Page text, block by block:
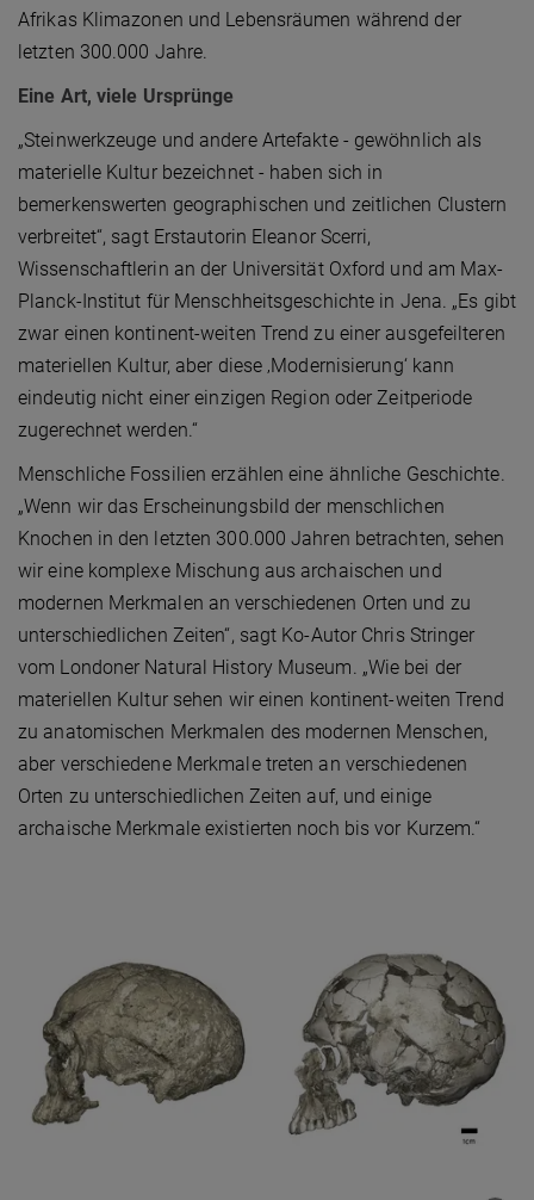
Afrikas Klimazonen und Lebensräumen während der
letzten 300.000 Jahre.
Eine Art, viele Ursprünge
„Steinwerkzeuge und andere Artefakte - gewöhnlich als
materielle Kultur bezeichnet - haben sich in
bemerkenswerten geographischen und zeitlichen Clustern
verbreitet“, sagt Erstautorin Eleanor Scerri,
Wissenschaftlerin an der Universität Oxford und am Max-
Planck-Institut für Menschheitsgeschichte in Jena. „Es gibt
zwar einen kontinent-weiten Trend zu einer ausgefeilteren
materiellen Kultur, aber diese ‚Modernisierung‘ kann
eindeutig nicht einer einzigen Region oder Zeitperiode
zugerechnet werden.“
Menschliche Fossilien erzählen eine ähnliche Geschichte.
„Wenn wir das Erscheinungsbild der menschlichen
Knochen in den letzten 300.000 Jahren betrachten, sehen
wir eine komplexe Mischung aus archaischen und
modernen Merkmalen an verschiedenen Orten und zu
unterschiedlichen Zeiten“, sagt Ko-Autor Chris Stringer
vom Londoner Natural History Museum. „Wie bei der
materiellen Kultur sehen wir einen kontinent-weiten Trend
zu anatomischen Merkmalen des modernen Menschen,
aber verschiedene Merkmale treten an verschiedenen
Orten zu unterschiedlichen Zeiten auf, und einige
archaische Merkmale existierten noch bis vor Kurzem.“